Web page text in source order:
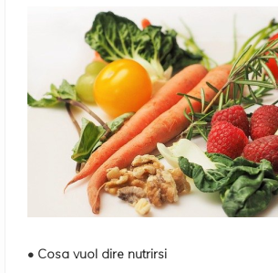
• Cosa vuol dire nutrirsi